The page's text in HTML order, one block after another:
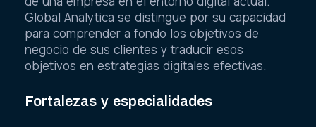
Global Analytica se distingue por su capacidad
para comprender a fondo los objetivos de
negocio de sus clientes y traducir esos
objetivos en estrategias digitales efectivas.
Fortalezas y especialidades